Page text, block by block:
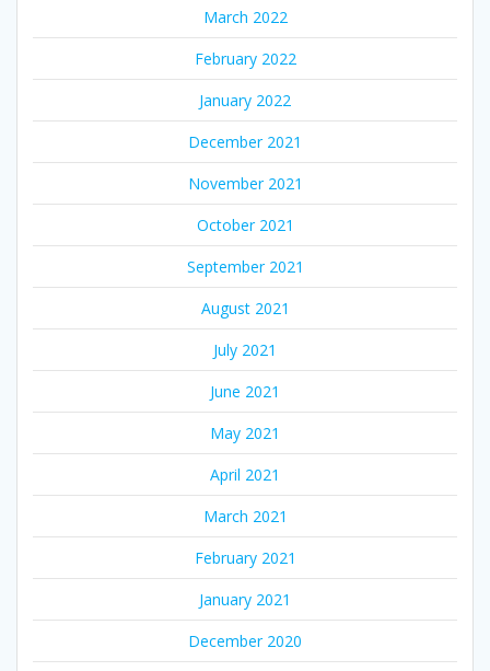
March 2022
February 2022
January 2022
December 2021
November 2021
October 2021
September 2021
August 2021
July 2021
June 2021
May 2021
April 2021
March 2021
February 2021
January 2021
December 2020